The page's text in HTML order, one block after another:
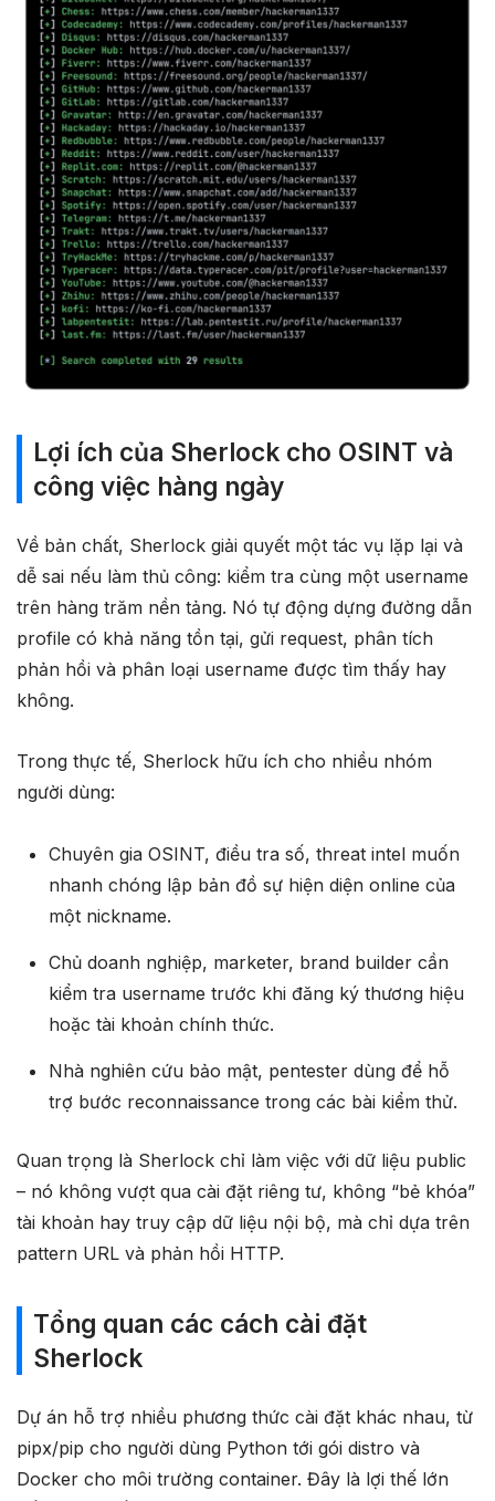
Lợi ích của Sherlock cho OSINT và
công việc hàng ngày
Về bản chất, Sherlock giải quyết một tác vụ lặp lại và
dễ sai nếu làm thủ công: kiểm tra cùng một username
trên hàng trăm nền tảng. Nó tự động dựng đường dẫn
profile có khả năng tồn tại, gửi request, phân tích
phản hồi và phân loại username được tìm thấy hay
không.
Trong thực tế, Sherlock hữu ích cho nhiều nhóm
người dùng:
Chuyên gia OSINT, điều tra số, threat intel muốn
nhanh chóng lập bản đồ sự hiện diện online của
một nickname.
Chủ doanh nghiệp, marketer, brand builder cần
kiểm tra username trước khi đăng ký thương hiệu
hoặc tài khoản chính thức.
Nhà nghiên cứu bảo mật, pentester dùng để hỗ
trợ bước reconnaissance trong các bài kiểm thử.
Quan trọng là Sherlock chỉ làm việc với dữ liệu public
– nó không vượt qua cài đặt riêng tư, không “bẻ khóa”
tài khoản hay truy cập dữ liệu nội bộ, mà chỉ dựa trên
pattern URL và phản hồi HTTP.
Tổng quan các cách cài đặt
Sherlock
Dự án hỗ trợ nhiều phương thức cài đặt khác nhau, từ
pipx/pip cho người dùng Python tới gói distro và
Docker cho môi trường container. Đây là lợi thế lớn